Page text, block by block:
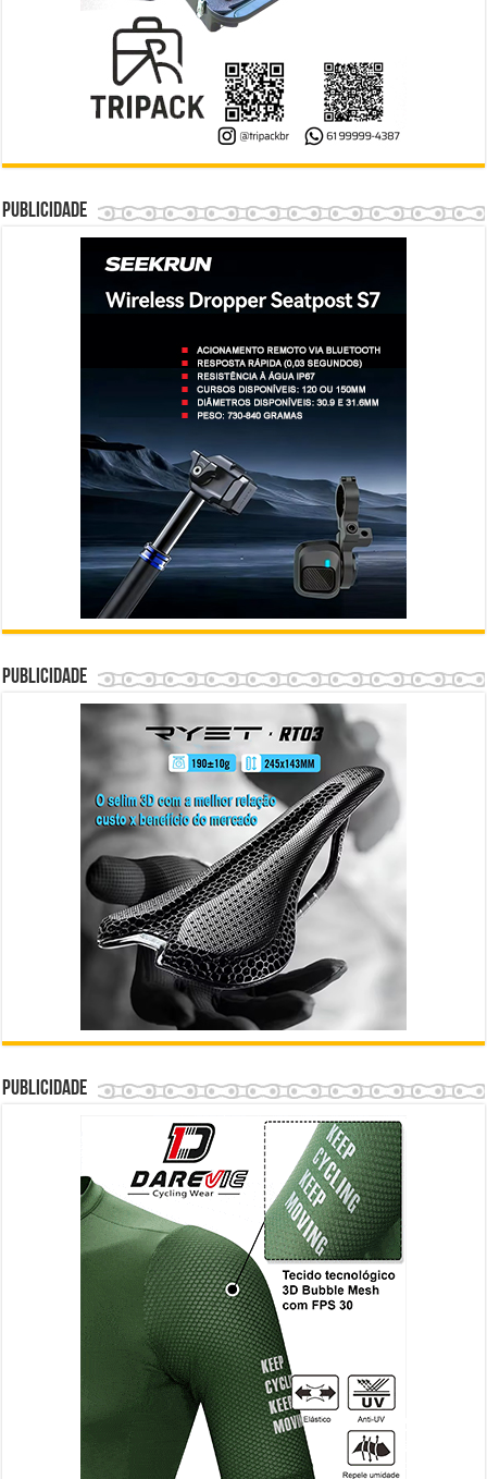
Publicidade
Publicidade
Publicidade